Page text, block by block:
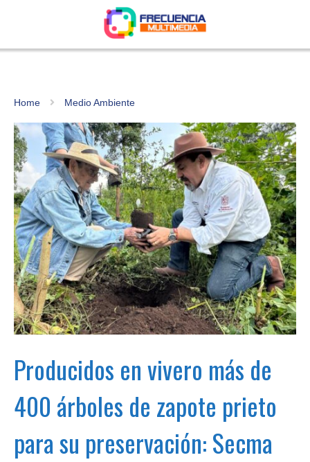
Home Medio Ambiente
Producidos en vivero más de
400 árboles de zapote prieto
para su preservación: Secma